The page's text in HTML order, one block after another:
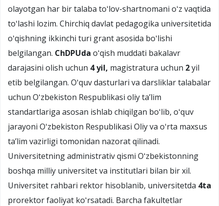
olayotgan har bir talaba toʻlov-shartnomani oʻz vaqtida
toʻlashi lozim. Chirchiq davlat pedagogika universitetida
oʻqishning ikkinchi turi grant asosida boʻlishi
belgilangan. ChDPUda oʻqish muddati bakalavr
darajasini olish uchun 4 yil, magistratura uchun 2yil
etib belgilangan. Oʻquv dasturlari va darsliklar talabalar
uchun Oʻzbekiston Respublikasi oliy taʼlim
standartlariga asosan ishlab chiqilgan boʻlib, oʻquv
jarayoni Oʻzbekiston Respublikasi Oliy va oʻrta maxsus
taʼlim vazirligi tomonidan nazorat qilinadi.
Universitetning administrativ qismi Oʻzbekistonning
boshqa milliy universitet va institutlari bilan bir xil.
Universitet rahbari rektor hisoblanib, universitetda 4ta
prorektor faoliyat koʻrsatadi. Barcha fakultetlar